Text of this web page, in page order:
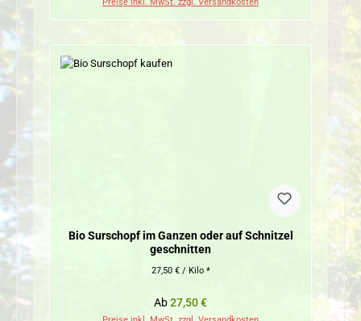
Preise inkl. MwSt. zzgl. Versandkosten
Bio Surschopf im Ganzen oder auf Schnitzel
geschnitten
27,50 € / Kilo *
Regulärer Preis:
Ab27,50 €